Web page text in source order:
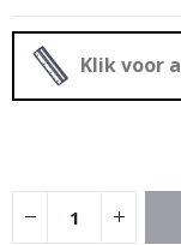
Klik voor